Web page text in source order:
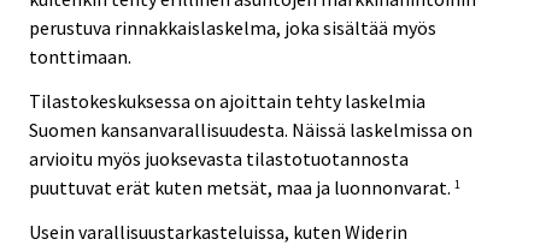
perustuva rinnakkaislaskelma, joka sisältää myös
tonttimaan.
Tilastokeskuksessa on ajoittain tehty laskelmia
Suomen kansanvarallisuudesta. Näissä laskelmissa on
arvioitu myös juoksevasta tilastotuotannosta
puuttuvat erät kuten metsät, maa ja luonnonvarat. 1
Usein varallisuustarkasteluissa, kuten Widerin